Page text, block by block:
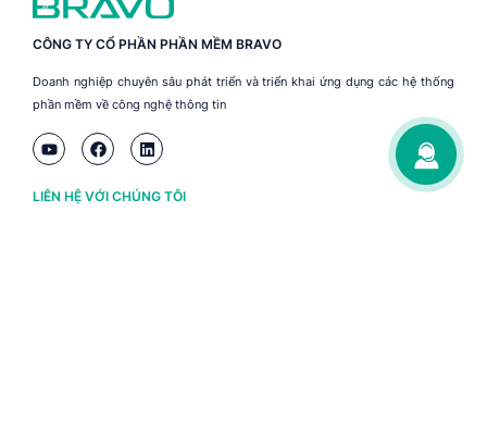
CÔNG TY CỔ PHẦN PHẦN MỀM BRAVO
Doanh nghiệp chuyên sâu phát triển và triển khai ứng dụng các hệ thống
phần mềm về công nghệ thông tin
LIÊN HỆ VỚI CHÚNG TÔI